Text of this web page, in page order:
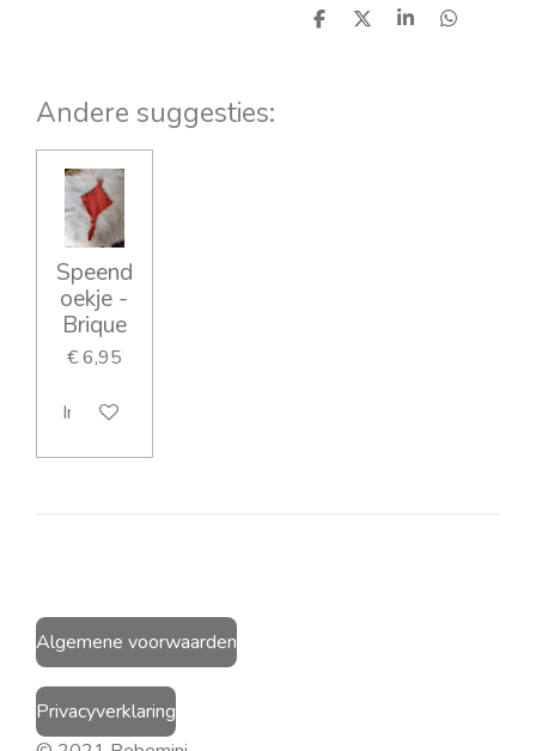
D
D
S
D
Andere suggesties:
Speend
oekje -
Brique
€ 6,95
In winkelwagen
Algemene voorwaarden
Privacyverklaring